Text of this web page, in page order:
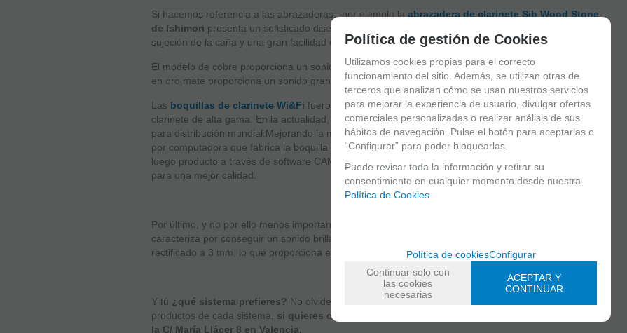
Si hacemos referencia a las abrazaderas, por ejemplo laabrazadera de clarinete Sib Wood Stone
de Ishimori presenta un sofisticado diseño y cuenta con dos hendiduras que ofrecen seguridad en la
sujeción de la caña y una gran facilidad de emisión.
El modelo de cobre proporciona un sonido cálido y centrado mientras que el modelo de latón bañado
en oro mate proporciona un sonido grande y una resistencia cómoda.
Las boquillas de clarinete Wi&Fi fueron creadas con el único propósito de producir boquillas de
clarinete de alta gama. En la actualidad, la compañía produce boquillas de clarinete de vanguardia
para distribución mundial.Mejorando la maquinaria, cuentan con maquinaria sofisticada controlada
por computadora que fabrica la boquilla de clarinete de precisión. Se construyen con software CAD,
luego producto a través de software CAM y máquina CNC de 5 ejes en lugar de producir moldes,
para una mejor calidad.
Por último, y no por ello menos importante, la
caracteriza por conseguir un sonido brillante. Está realizada sobre un segmento de 3,4 mm
rectificado a 3 mm, lo que proporciona el raspado en la zona más vibrante de la caña.
Y tú ¿qué sistema prefieres? No olvides que este sólo es un ‘pequeño’ ejemplo de marcas y
productos de cada sistema, si quieres conocer más te invitamos a pasar por nuestra tienda, en
la C/ María Llácer 8 en Valencia.
Política de gestión de Cookies
Utilizamos cookies propias para el correcto
funcionamiento del sitio. Además, se utilizan otras de
terceros que analizan cómo se usan nuestros servicios
para mejorar la experiencia de usuario, divulgar ofertas
comerciales personalizadas o realizar análisis de sus
hábitos de navegación. Pulse el botón para aceptarlas o
“Configurar” para poder bloquearlas.
Puede revisar toda la información y retirar su
consentimiento en cualquier momento desde nuestra
Política de Cookies.
Política de cookiesConfigurar
Continuar solo con
las cookies
necesarias
ACEPTAR Y
CONTINUAR